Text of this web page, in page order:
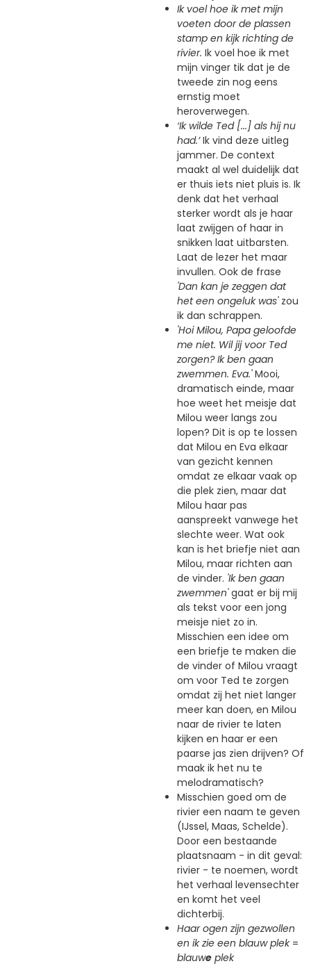
Ik voel hoe ik met mijn
voeten door de plassen
stamp en kijk richting de
rivier. Ik voel hoe ik met
mijn vinger tik dat je de
tweede zin nog eens
ernstig moet
heroverwegen.
‘Ik wilde Ted [...] als hij nu
had.’Ik vind deze uitleg
jammer. De context
maakt al wel duidelijk dat
er thuis iets niet pluis is. Ik
denk dat het verhaal
sterker wordt als je haar
laat zwijgen of haar in
snikken laat uitbarsten.
Laat de lezer het maar
invullen. Ook de frase
'Dan kan je zeggen dat
het een ongeluk was' zou
ik dan schrappen.
'Hoi Milou, Papa geloofde
me niet. Wil jij voor Ted
zorgen? Ik ben gaan
zwemmen. Eva.'Mooi,
dramatisch einde, maar
hoe weet het meisje dat
Milou weer langs zou
lopen? Dit is op te lossen
dat Milou en Eva elkaar
van gezicht kennen
omdat ze elkaar vaak op
die plek zien, maar dat
Milou haar pas
aanspreekt vanwege het
slechte weer. Wat ook
kan is het briefje niet aan
Milou, maar richten aan
de vinder. 'Ik ben gaan
zwemmen'gaat er bij mij
als tekst voor een jong
meisje niet zo in.
Misschien een idee om
een briefje te maken die
de vinder of Milou vraagt
om voor Ted te zorgen
omdat zij het niet langer
meer kan doen, en Milou
naar de rivier te laten
kijken en haar er een
paarse jas zien drijven? Of
maak ik het nu te
melodramatisch?
Misschien goed om de
rivier een naam te geven
(IJssel, Maas, Schelde).
Door een bestaande
plaatsnaam - in dit geval:
rivier - te noemen, wordt
het verhaal levensechter
en komt het veel
dichterbij.
Haar ogen zijn gezwollen
en ik zie een blauw plek =
blauweplek